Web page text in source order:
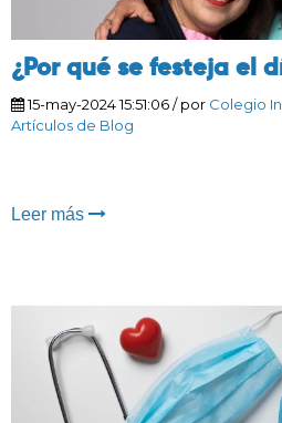
¿Por qué se festeja el
15-may-2024 15:51:06/ por Colegio
Artículos de Blog
Leer más